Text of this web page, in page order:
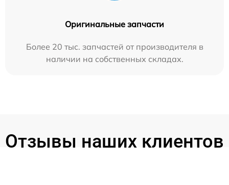
Оригинальные запчасти
Более 20 тыс. запчастей от производителя в
наличии на собственных складах.
Отзывы наших клиентов